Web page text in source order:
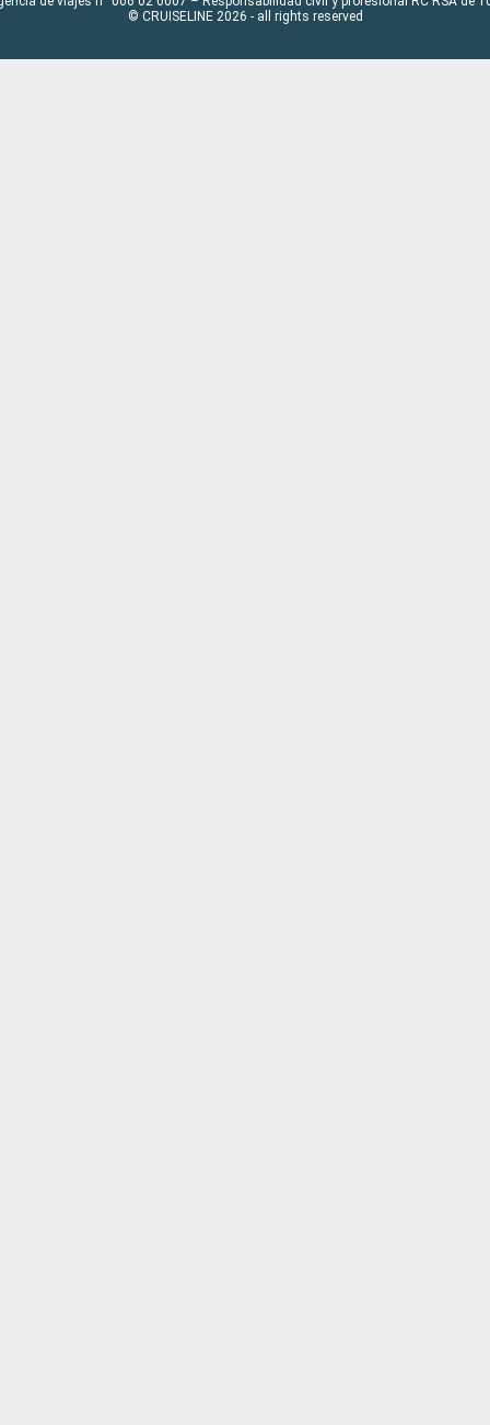
© CRUISELINE 2026 - all rights reserved